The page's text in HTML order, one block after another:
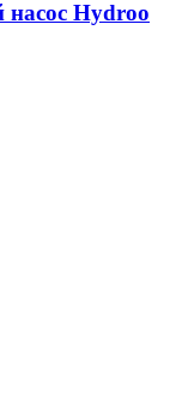
Hydroo